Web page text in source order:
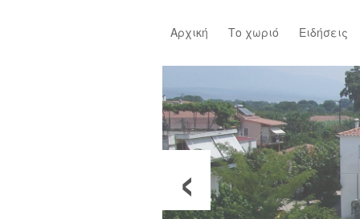
Αρχική Το χωριό Ειδήσεις
‹